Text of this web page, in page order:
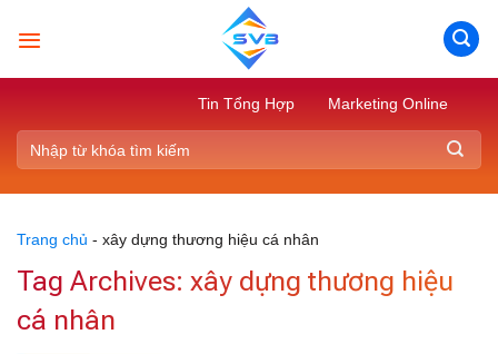
Tin Tổng Hợp Marketing Online
Trang chủ - xây dựng thương hiệu cá nhân
Tag Archives: xây dựng thương hiệu
cá nhân